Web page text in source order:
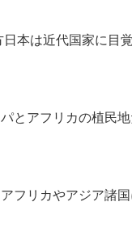
本は近代国家に目
とアフリカの植民
フリカやアジア諸